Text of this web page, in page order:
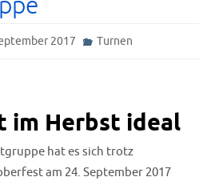
2017 Turnen
im Herbst ideal
hat es sich trotz
am 24. September 2017